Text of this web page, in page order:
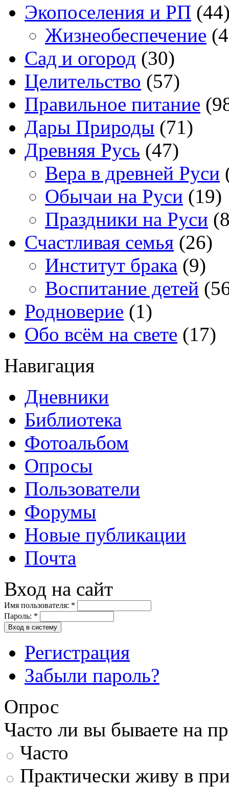
Экопоселения и РП
Жизнеобеспечение
Сад и огород (30)
Целительство (57)
Правильное питание
Дары Природы (71)
Древняя Русь (47)
Вера в древней Руси
Обычаи на Руси (19)
Праздники на Руси
Счастливая семья (26)
Институт брака (9)
Воспитание детей
Родноверие (1)
Обо всём на свете (17)
Навигация
Дневники
Библиотека
Фотоальбом
Опросы
Пользователи
Форумы
Новые публикации
Почта
Вход на сайт
Имя пользователя: *
Пароль: *
Вход в систему
Регистрация
Забыли пароль?
Опрос
Часто ли вы бываете на
Часто
Практически живу в